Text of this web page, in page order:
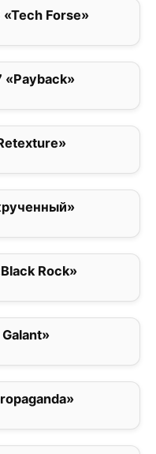
Forse»
«Payback»
Rock»